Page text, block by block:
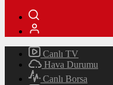
Canlı TV
Hava Durumu
Canlı Borsa